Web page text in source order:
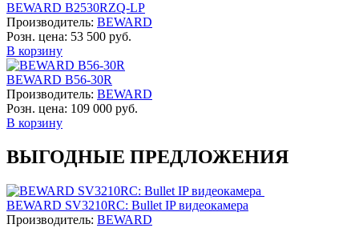
BEWARD B2530RZQ-LP
Производитель: BEWARD
Розн. цена: 53 500 руб.
В корзину
BEWARD B56-30R
Производитель: BEWARD
Розн. цена: 109 000 руб.
В корзину
ВЫГОДНЫЕ ПРЕДЛОЖЕНИЯ
BEWARD SV3210RC: Bullet IP видеокамера
Производитель: BEWARD